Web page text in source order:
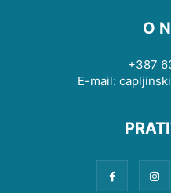
O
+387
E-mail: